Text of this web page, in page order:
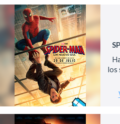
los